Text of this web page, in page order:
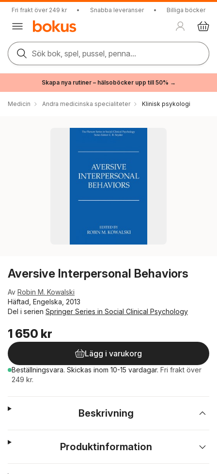
Fri frakt över 249 kr • Snabba leveranser • Billiga böcker
Sök bok, spel, pussel, penna...
Skapa nya rutiner – hälsoböcker upp till 50% →
Medicin Andra medicinska specialiteter Klinisk psykologi
Aversive Interpersonal Behaviors
Av Robin M. Kowalski
Häftad, Engelska, 2013
Del i serien Springer Series in Social Clinical Psychology
1 650 kr
Lägg i varukorg
Beställningsvara. Skickas inom 10-15 vardagar. Fri frakt över
249 kr.
Beskrivning
Produktinformation